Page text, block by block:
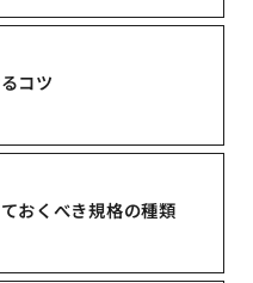
コツ
おくべき規格の種類